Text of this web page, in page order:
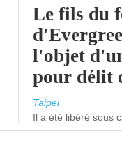
Le fils du
l'objet
pour délit
Taipei
Il a été libéré sous